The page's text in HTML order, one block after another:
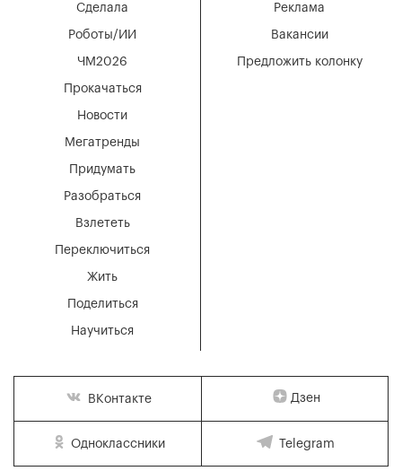
Мегатренды
Придумать
Разобраться
Взлететь
Новости
Переключиться
Жить
Поделиться
Научиться
Сделала
Роботы/ИИ
ЧМ2026
Прокачаться
Вакансии
Реклама
Предложить колонку
ВКонтакте Дзен
Одноклассники Telegram